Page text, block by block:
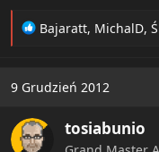
R
t
o
n
Bajaratt, MichalD,
9 Grudzień 2012
tosiabunio